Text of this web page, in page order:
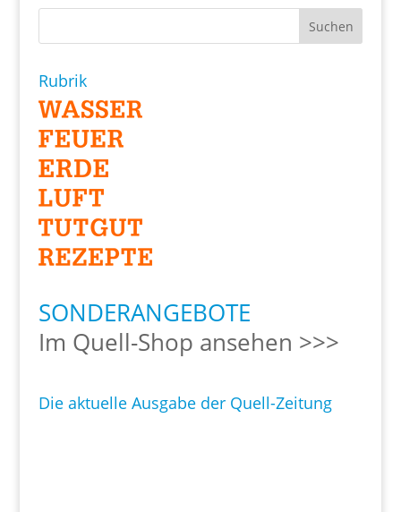
Rubrik
SONDERANGEBOTE
Im Quell-Shop ansehen >>>
Die aktuelle Ausgabe der Quell-Zeitung